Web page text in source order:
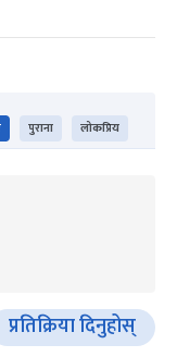
पुराना लोकप्रिय
प्रतिक्रिया दिनुहोस्